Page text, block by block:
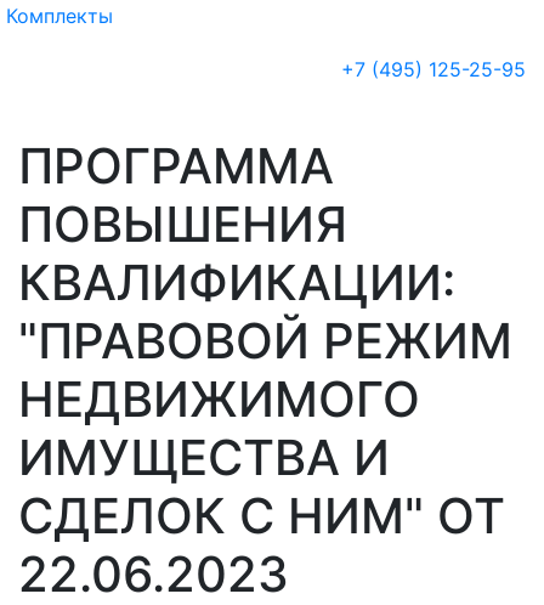
Комплекты
+7 (495) 125-25-95
ПРОГРАММА
ПОВЫШЕНИЯ
КВАЛИФИКАЦИИ:
"ПРАВОВОЙ РЕЖИМ
НЕДВИЖИМОГО
ИМУЩЕСТВА И
СДЕЛОК С НИМ" ОТ
22.06.2023